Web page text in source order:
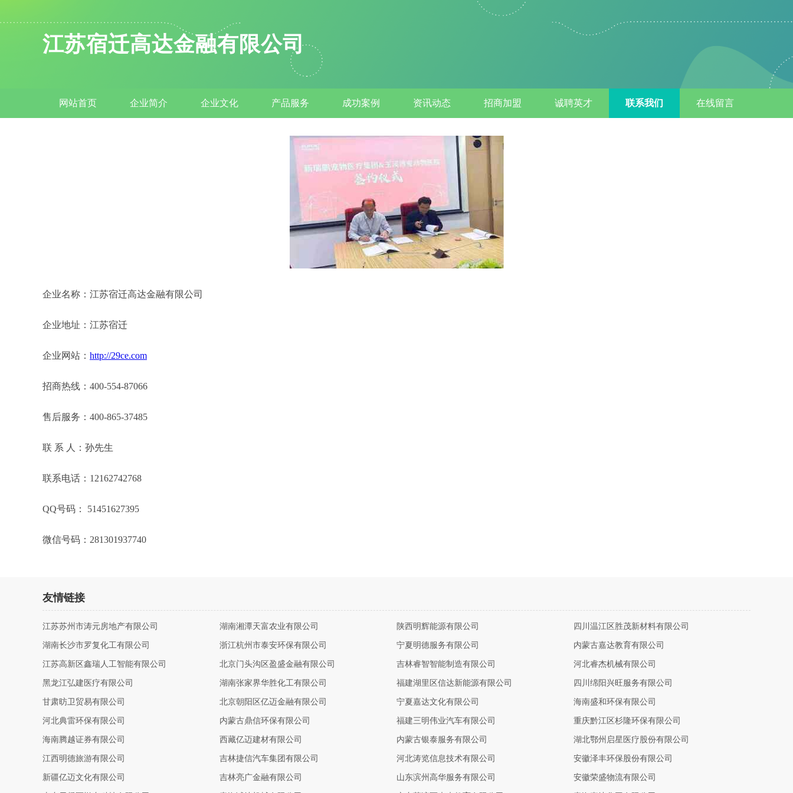
江苏宿迁高达金融有限公司
网站首页 企业简介 企业文化 产品服务 成功案例 资讯动态 招商加盟 诚聘英才 联系我们 在线留言
企业名称：江苏宿迁高达金融有限公司
企业地址：江苏宿迁
企业网站： http://29ce.com
招商热线：400-554-87066
售后服务：400-865-37485
联 系 人：孙先生
联系电话：12162742768
QQ号码： 51451627395
微信号码：281301937740
友情链接
江苏苏州市涛元房地产有限公司 湖南湘潭天富农业有限公司 陕西明辉能源有限公司 四川温江区胜茂新材料有限公司
湖南长沙市罗复化工有限公司 浙江杭州市泰安环保有限公司 宁夏明德服务有限公司 内蒙古嘉达教育有限公司
江苏高新区鑫瑞人工智能有限公司 北京门头沟区盈盛金融有限公司 吉林睿智智能制造有限公司 河北睿杰机械有限公司
黑龙江弘建医疗有限公司 湖南张家界华胜化工有限公司 福建湖里区信达新能源有限公司 四川绵阳兴旺服务有限公司
甘肃昉卫贸易有限公司 北京朝阳区亿迈金融有限公司 宁夏嘉达文化有限公司 海南盛和环保有限公司
河北典雷环保有限公司 内蒙古鼎信环保有限公司 福建三明伟业汽车有限公司 重庆黔江区杉隆环保有限公司
海南腾越证券有限公司 西藏亿迈建材有限公司 内蒙古银泰服务有限公司 湖北鄂州启星医疗股份有限公司
江西明德旅游有限公司 吉林捷信汽车集团有限公司 河北涛览信息技术有限公司 安徽泽丰环保股份有限公司
新疆亿迈文化有限公司 吉林亮广金融有限公司 山东滨州高华服务有限公司 安徽荣盛物流有限公司